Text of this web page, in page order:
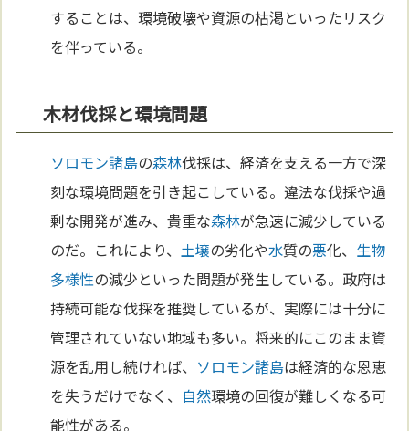
することは、環境破壊や資源の枯渇といったリスク
を伴っている。
木材伐採と環境問題
ソロモン諸島の森林伐採は、経済を支える一方で深
刻な環境問題を引き起こしている。違法な伐採や過
剰な開発が進み、貴重な森林が急速に減少している
のだ。これにより、 土壌の劣化や水質の悪化、 生物
多様性の減少といった問題が発生している。政府は
持続可能な伐採を推奨しているが、実際には十分に
管理されていない地域も多い。将来的にこのまま資
源を乱用し続ければ、 ソロモン諸島は経済的な恩恵
を失うだけでなく、 自然環境の回復が難しくなる可
能性がある。